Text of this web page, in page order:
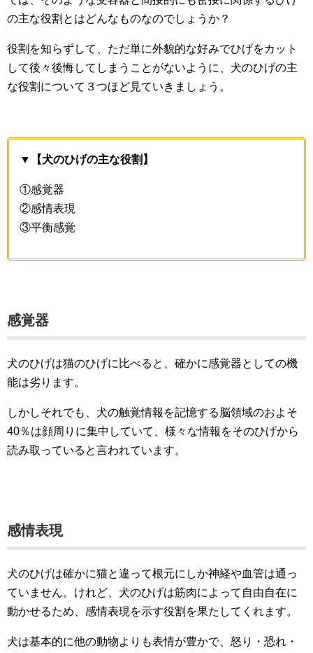
の主な役割とはどんなものなのでしょうか？
役割を知らずして、ただ単に外貌的な好みでひげをカット
して後々後悔してしまうことがないように、犬のひげの主
な役割について３つほど見ていきましょう。
▼【犬のひげの主な役割】
①感覚器
②感情表現
③平衡感覚
感覚器
犬のひげは猫のひげに比べると、確かに感覚器としての機
能は劣ります。
しかしそれでも、犬の触覚情報を記憶する脳領域のおよそ
40％は顔周りに集中していて、様々な情報をそのひげから
読み取っていると言われています。
感情表現
犬のひげは確かに猫と違って根元にしか神経や血管は通っ
ていません。けれど、犬のひげは筋肉によって自由自在に
動かせるため、感情表現を示す役割を果たしてくれます。
犬は基本的に他の動物よりも表情が豊かで、怒り・恐れ・